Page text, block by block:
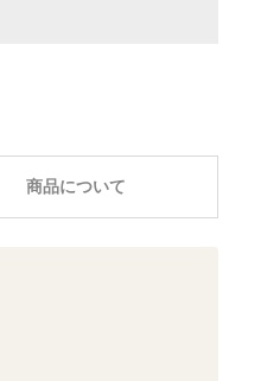
商品について